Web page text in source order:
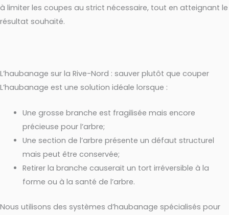
à limiter les coupes au strict nécessaire, tout en atteignant le
résultat souhaité.
L’haubanage sur la Rive-Nord : sauver plutôt que couper
L’haubanage est une solution idéale lorsque :
Une grosse branche est fragilisée mais encore
précieuse pour l’arbre;
Une section de l’arbre présente un défaut structurel
mais peut être conservée;
Retirer la branche causerait un tort irréversible à la
forme ou à la santé de l’arbre.
Nous utilisons des systèmes d’haubanage spécialisés pour